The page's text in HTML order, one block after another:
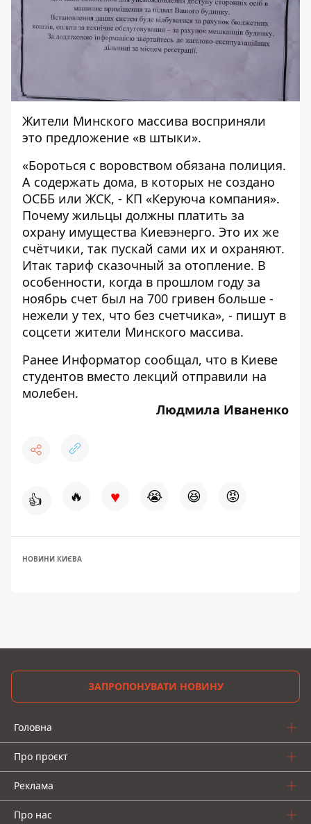
Жители Минского массива восприняли
это предложение «в штыки».
«Бороться с воровством обязана полиция.
А содержать дома, в которых не создано
ОСББ или ЖСК, - КП «Керуюча компания».
Почему жильцы должны платить за
охрану имущества Киевэнерго. Это их же
счётчики, так пускай сами их и охраняют.
Итак тариф сказочный за отопление. В
особенности, когда в прошлом году за
ноябрь счет был на 700 гривен больше -
нежели у тех, что без счетчика», - пишут в
соцсети жители Минского массива.
Ранее Информатор сообщал, что в Киеве
студентов вместо лекций отправили на
молебен.
Людмила Иваненко
👍 🔥 ♥ 😭 😆 😡
НОВИНИ КИЄВА
ЗАПРОПОНУВАТИ НОВИНУ
Головна
Про проєкт
Реклама
Про нас